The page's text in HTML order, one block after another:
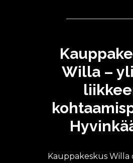
Willa –
Kauppakeskus Willa